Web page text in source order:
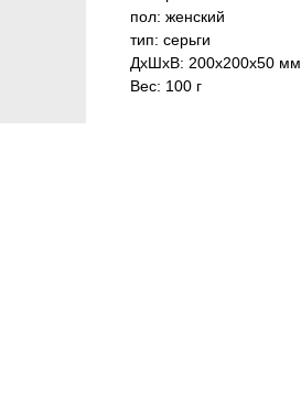
пол: женский
тип: серьги
ДxШxВ: 200x200x50 мм
Вес: 100 г